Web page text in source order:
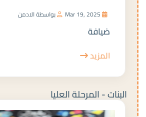
بواسطة الادمن
ضيافة
المزيد
البنات - المرحلة العليا